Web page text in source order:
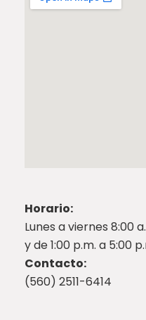
Horario:
Lunes a viernes 8:00
y de 1:00 p.m. a 5:00
Contacto:
(560) 2511-6414